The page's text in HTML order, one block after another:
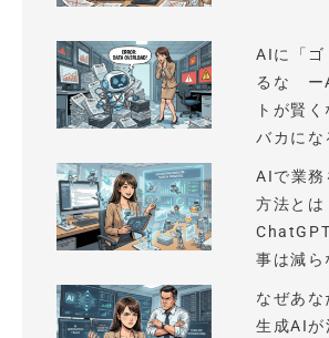
AIに「ゴ
るな ー
トが賢く
バカにな
AIで業務
方法と
事は減ら
なぜあな
生成AIが